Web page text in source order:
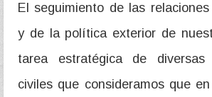
El seguimiento de las
y de la política exterior de
tarea estratégica de diversas
civiles que consideramos que